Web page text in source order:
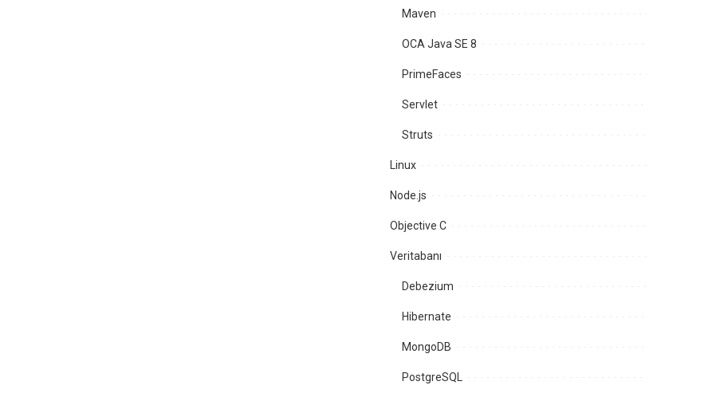
Maven
OCA Java SE 8
PrimeFaces
Servlet
Struts
Linux
Node.js
Objective C
Veritabanı
Debezium
Hibernate
MongoDB
PostgreSQL